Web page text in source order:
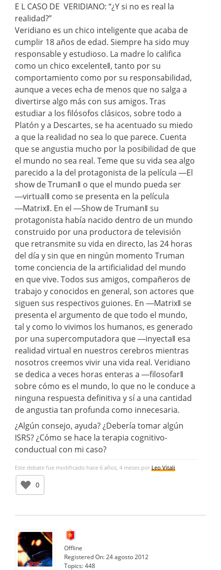
E L CASO DE VERIDIANO: “¿Y si no es real la
realidad?”
Veridiano es un chico inteligente que acaba de
cumplir 18 años de edad. Siempre ha sido muy
responsable y estudioso. La madre lo califica
como un chico excelente‖, tanto por su
comportamiento como por su responsabilidad,
aunque a veces echa de menos que no salga a
divertirse algo más con sus amigos. Tras
estudiar a los filósofos clásicos, sobre todo a
Platón y a Descartes, se ha acentuado su miedo
a que la realidad no sea lo que parece. Cuenta
que se angustia mucho por la posibilidad de que
el mundo no sea real. Teme que su vida sea algo
parecido a la del protagonista de la película ―El
show de Truman‖ o que el mundo pueda ser
―virtual‖ como se presenta en la película
―Matrix‖. En el ―Show de Truman‖ su
protagonista había nacido dentro de un mundo
construido por una productora de televisión
que retransmite su vida en directo, las 24 horas
del día y sin que en ningún momento Truman
tome conciencia de la artificialidad del mundo
en que vive. Todos sus amigos, compañeros de
trabajo y conocidos en general, son actores que
siguen sus respectivos guiones. En ―Matrix‖ se
presenta el argumento de que todo el mundo,
tal y como lo vivimos los humanos, es generado
por una supercomputadora que ―inyecta‖ esa
realidad virtual en nuestros cerebros mientras
nosotros creemos vivir una vida real. Veridiano
se dedica a veces horas enteras a ―filosofar‖
sobre cómo es el mundo, lo que no le conduce a
ninguna respuesta definitiva y sí a una cantidad
de angustia tan profunda como innecesaria.
¿Algún consejo, ayuda? ¿Debería tomar algún
ISRS? ¿Cómo se hace la terapia cognitivo-
conductual con mi caso?
Este debate fue modificado hace 6 años, 4 meses por Leo Vitali.
0
Offline
Registered On:24 agosto 2012
Topics:448